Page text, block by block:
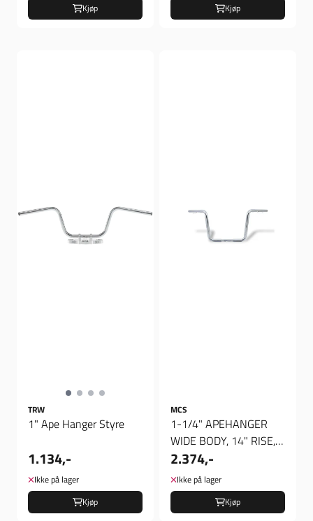
Kjøp
Kjøp
TRW
1" Ape Hanger Styre
1.134,-
Ikke på lager
Kjøp
MCS
1-1/4" APEHANGER
WIDE BODY, 14" RISE,
CHROME, Styre
2.374,-
Ikke på lager
Kjøp